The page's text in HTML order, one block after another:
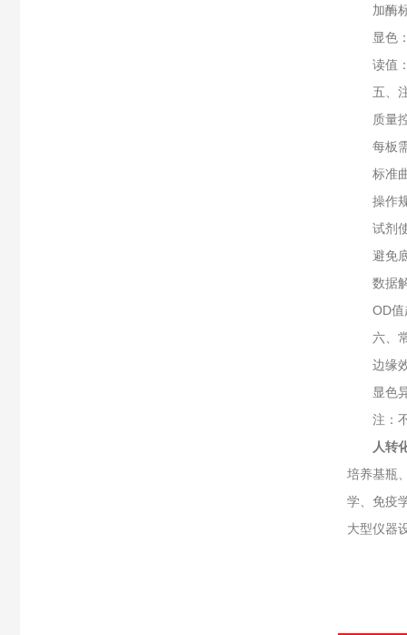
加酶标
显色：
读值：
五、注
质量
每板需
标准曲
操作
试剂使
避免底
数据
OD值超
六、常
边缘效
显色异
注：不
人转
培养基瓶
学、免疫
大型仪器